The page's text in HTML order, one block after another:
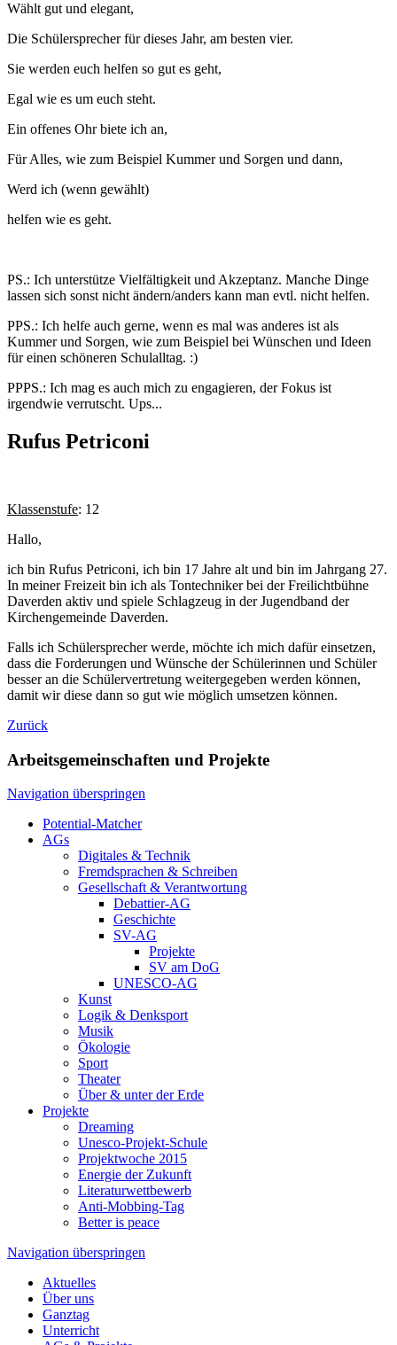
Wählt gut und elegant,
Die Schülersprecher für dieses Jahr, am besten vier.
Sie werden euch helfen so gut es geht,
Egal wie es um euch steht.
Ein offenes Ohr biete ich an,
Für Alles, wie zum Beispiel Kummer und Sorgen und dann,
Werd ich (wenn gewählt)
helfen wie es geht.
PS.: Ich unterstütze Vielfältigkeit und Akzeptanz. Manche Dinge
lassen sich sonst nicht ändern/anders kann man evtl. nicht helfen.
PPS.: Ich helfe auch gerne, wenn es mal was anderes ist als
Kummer und Sorgen, wie zum Beispiel bei Wünschen und Ideen
für einen schöneren Schulalltag. :)
PPPS.: Ich mag es auch mich zu engagieren, der Fokus ist
irgendwie verrutscht. Ups...
Rufus Petriconi
Klassenstufe: 12
Hallo,
ich bin Rufus Petriconi, ich bin 17 Jahre alt und bin im Jahrgang 27.
In meiner Freizeit bin ich als Tontechniker bei der Freilichtbühne
Daverden aktiv und spiele Schlagzeug in der Jugendband der
Kirchengemeinde Daverden.
Falls ich Schülersprecher werde, möchte ich mich dafür einsetzen,
dass die Forderungen und Wünsche der Schülerinnen und Schüler
besser an die Schülervertretung weitergegeben werden können,
damit wir diese dann so gut wie möglich umsetzen können.
Zurück
Arbeitsgemeinschaften und Projekte
Navigation überspringen
Potential-Matcher
AGs
Digitales & Technik
Fremdsprachen & Schreiben
Gesellschaft & Verantwortung
Debattier-AG
Geschichte
SV-AG
Projekte
SV am DoG
UNESCO-AG
Kunst
Logik & Denksport
Musik
Ökologie
Sport
Theater
Über & unter der Erde
Projekte
Dreaming
Unesco-Projekt-Schule
Projektwoche 2015
Energie der Zukunft
Literaturwettbewerb
Anti-Mobbing-Tag
Better is peace
Navigation überspringen
Aktuelles
Über uns
Ganztag
Unterricht